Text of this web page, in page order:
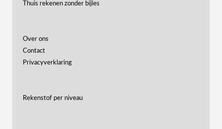
Thuis rekenen zonder bijles
Over ons
Contact
Privacyverklaring
Rekenstof per niveau